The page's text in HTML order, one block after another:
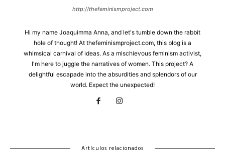
http://thefeminismproject.com
Hi my name Joaquimma Anna, and let's tumble down the rabbit
hole of thought! At thefeminismproject.com, this blog is a
whimsical carnival of ideas. As a mischievous feminism activist,
I'm here to juggle the narratives of women. This project? A
delightful escapade into the absurdities and splendors of our
world. Expect the unexpected!
Artículos relacionados